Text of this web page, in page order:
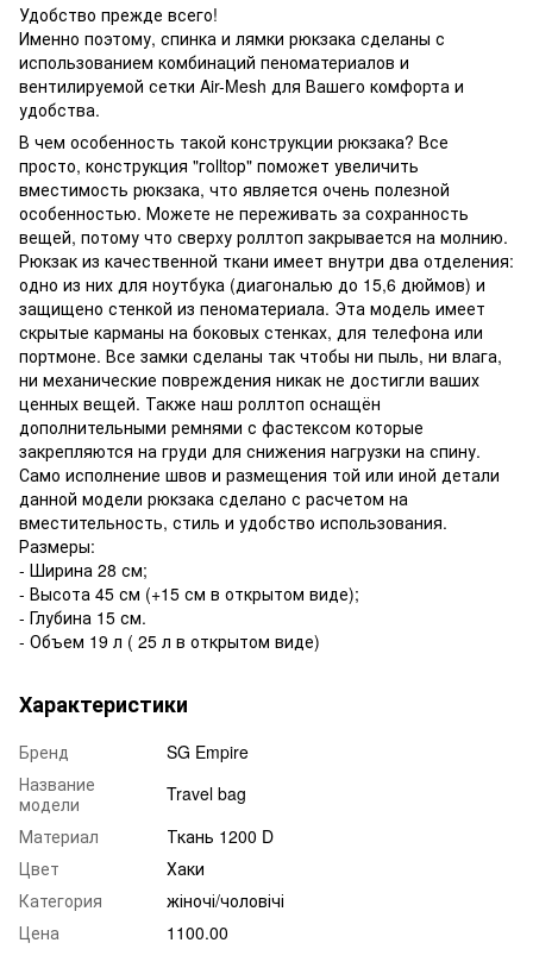
Удобство прежде всего!
Именно поэтому, спинка и лямки рюкзака сделаны с
использованием комбинаций пеноматериалов и
вентилируемой сетки Air-Mesh для Вашего комфорта и
удобства.
В чем особенность такой конструкции рюкзака? Все
просто, конструкция "гolltoр" поможет увеличить
вместимость рюкзака, что является очень полезной
особенностью. Можете не переживать за сохранность
вещей, потому что сверху роллтоп закрывается на молнию.
Рюкзак из качественной ткани имеет внутри два отделения:
одно из них для ноутбука (диагональю до 15,6 дюймов) и
защищено стенкой из пеноматериала. Эта модель имеет
скрытые карманы на боковых стенках, для телефона или
портмоне. Все замки сделаны так чтобы ни пыль, ни влага,
ни механические повреждения никак не достигли ваших
ценных вещей. Также наш роллтоп оснащён
дополнительными ремнями с фастексом которые
закрепляются на груди для снижения нагрузки на спину.
Само исполнение швов и размещения той или иной детали
данной модели рюкзака сделано с расчетом на
вместительность, стиль и удобство использования.
Размеры:
- Ширина 28 см;
- Высота 45 см (+15 см в открытом виде);
- Глубина 15 см.
- Объем 19 л ( 25 л в открытом виде)
Характеристики
Бренд
SG Empire
Название
модели
Travel bag
Материал
Ткань 1200 D
Цвет
Хаки
Категория
жіночі/чоловічі
Цена
1100.00